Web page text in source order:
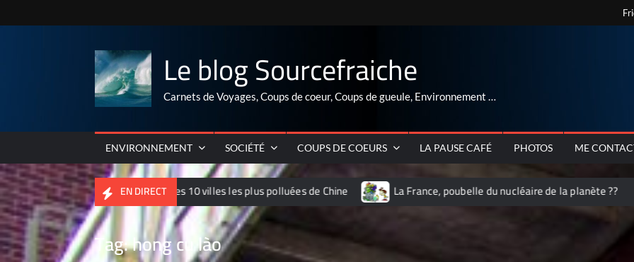
to
Le blog Sourcefraiche
Carnets de Voyages, Coups de coeur, Coups de gueule, Environnement …
ENVIRONNEMENT SOCIÉTÉ COUPS DE COEURS LA PAUSE CAFÉ PHOTOS ME
EN DIRECT
Palmarés 2012 des 10 villes les plus polluées de Chine La France, poubelle du nucléaire de la planète ?? ARNAQUE
Tag:hong cu lào